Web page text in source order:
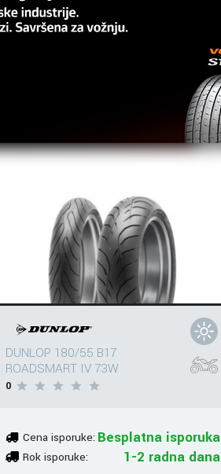
DUNLOP 180/55 B17
ROADSMART IV 73W
0
Cena isporuke: Besplatna isporuka
Rok isporuke: 1-2 radna dana